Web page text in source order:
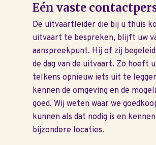
Eén vaste
De uitvaartleider die bij u thuis
uitvaart te bespreken, blijft uw
aanspreekpunt. Hij of zij
de dag van de uitvaart. Zo hoeft
telkens opnieuw iets uit te
kennen de omgeving en de
goed. Wij weten waar we
kunnen als dat nodig is en
bijzondere locaties.